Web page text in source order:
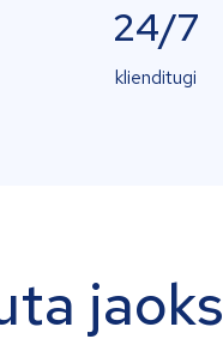
24/7
klienditugi
jaoks